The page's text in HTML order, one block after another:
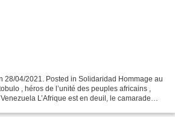
28/04/2021. Posted in Solidaridad Hommage au
, héros de l’unité des peuples africains ,
L’Afrique est en deuil, le camarade